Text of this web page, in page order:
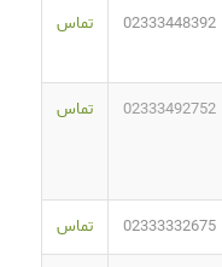
02333448392 تماس
02333492752 تماس
02333332675 تماس